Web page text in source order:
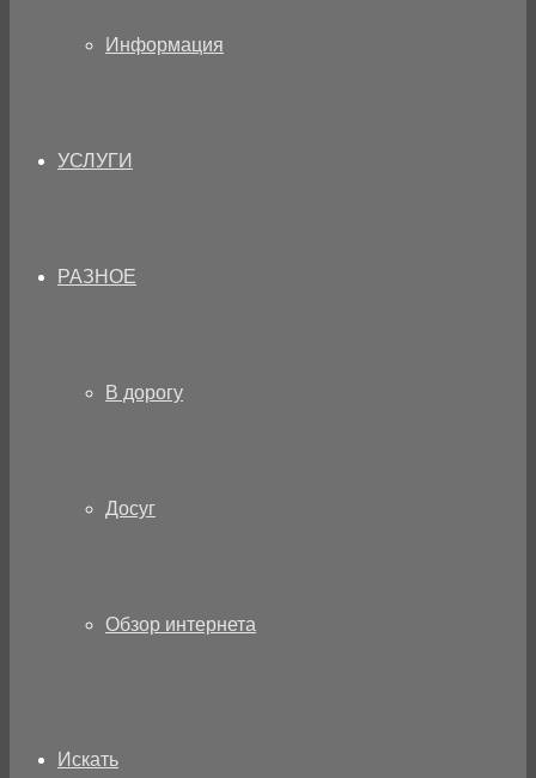
Информация
УСЛУГИ
РАЗНОЕ
В дорогу
Досуг
Обзор интернета
Искать